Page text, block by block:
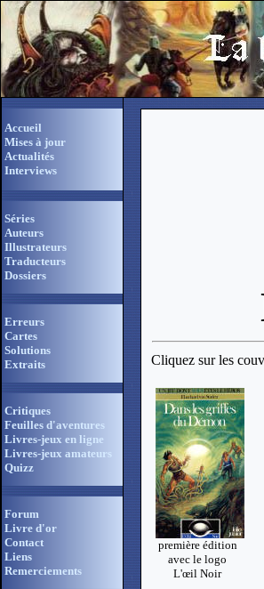
Accueil
Mises à jour
Actualités
Interviews
Séries
Auteurs
Illustrateurs
Traducteurs
Dossiers
Erreurs
Cartes
Solutions
Extraits
Critiques
Feuilles d'aventures
Livres-jeux en ligne
Livres-jeux amateurs
Quizz
Forum
Livre d'or
Contact
Liens
Remerciements
Cliquez sur les
première édition
avec le logo
L'œil Noir